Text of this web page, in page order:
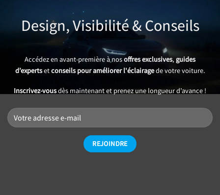
Design, Visibilité & Conseils
Accédez en avant-première à nosoffres exclusives, guides
d’expertsetconseils pour améliorer l'éclairagede votre voiture.
Inscrivez-vousdès maintenant et prenez une longueur d’avance !